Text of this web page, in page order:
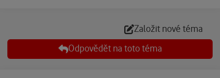
Založit nové téma
Odpovědět na toto téma